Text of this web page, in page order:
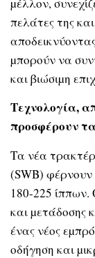
πελάτες της
µπορούν να
και βιώσιµη
Τεχνολογία,
προσφέρουν
Τα νέα
(SWB) φέρνουν
180-225 ίππων.
και µετάδοσης
ένας νέος
οδήγηση και